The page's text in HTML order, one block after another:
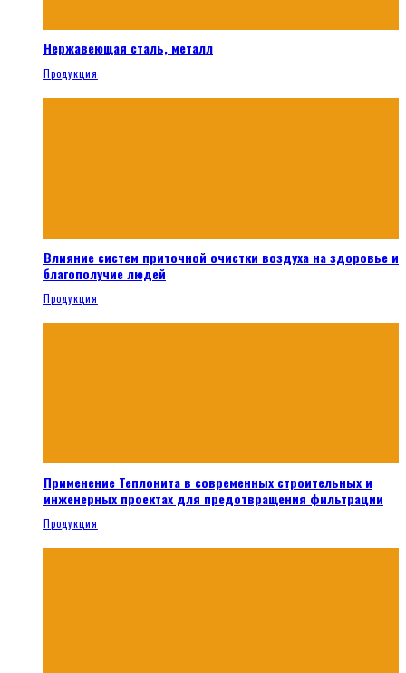
Нержавеющая сталь, металл
Продукция
Влияние систем приточной очистки воздуха на здоровье и
благополучие людей
Продукция
Применение Теплонита в современных строительных и
инженерных проектах для предотвращения фильтрации
Продукция